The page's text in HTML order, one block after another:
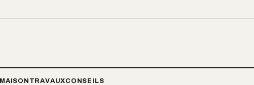
MAISON TRAVAUXCONSEILS